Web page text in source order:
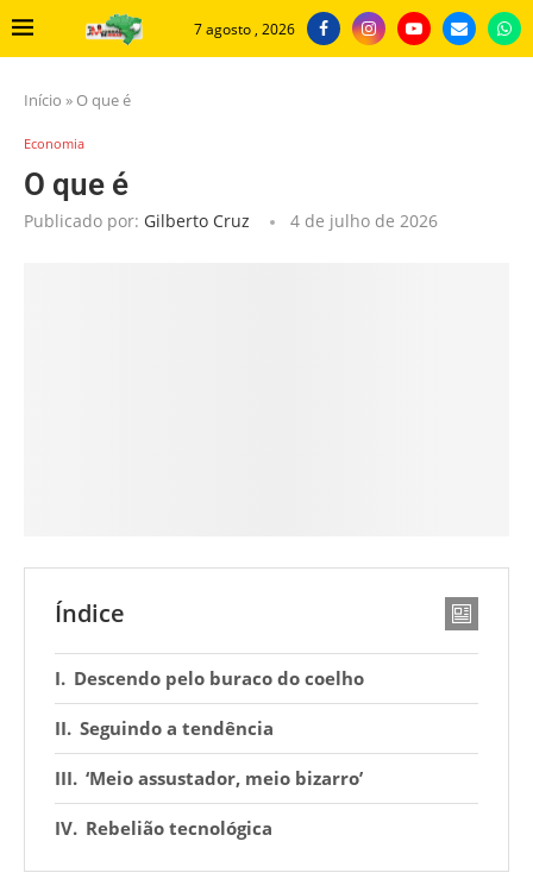
7 agosto , 2026
Início » O que é
Economia
O que é
Publicado por: Gilberto Cruz 4 de julho de 2026
Índice
Descendo pelo buraco do coelho
Seguindo a tendência
‘Meio assustador, meio bizarro’
Rebelião tecnológica